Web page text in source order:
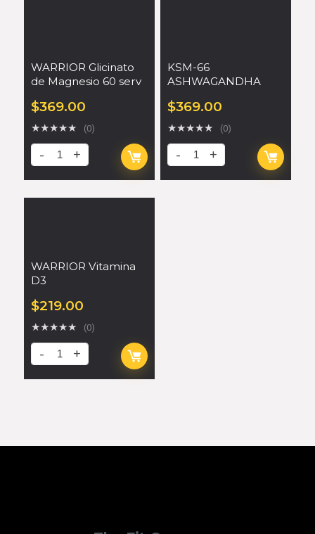
WARRIOR Glicinato
de Magnesio 60 serv
$369.00
★★★★★ (0)
KSM-66
ASHWAGANDHA
$369.00
★★★★★ (0)
WARRIOR Vitamina
D3
$219.00
★★★★★ (0)